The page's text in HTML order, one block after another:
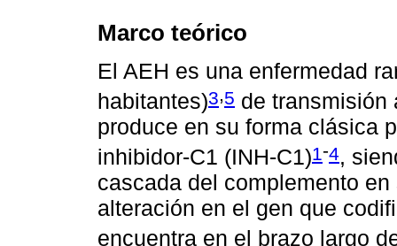
Marco teórico
El AEH es una enfermedad
habitantes)3 5 de transmisión
produce en su forma clásica
inhibidor-C1 (INH-C1)1-4,
cascada del complemento
alteración en el gen que
encuentra en el brazo largo